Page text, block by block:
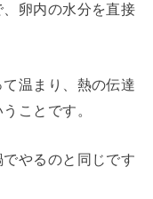
卵内の水分を直接
温まり、熱の伝達
ことです。
やるのと同じです